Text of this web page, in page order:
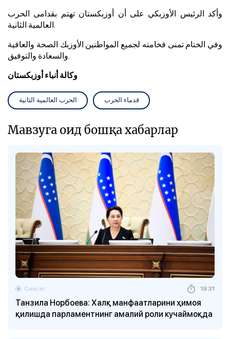
وأكد الرئيس الأوزبكي على أن أوزبكستان تهتم بقدامى الحرب
العالمية الثانية.
وفي الختام تمنى فخامته لجميع المواطنين الأوزبك الصحة والعافية
والسعادة والتوفيق.
وكالة أنباء أوزبكستان
الحرب العالمية الثانية قدماء الحرب
Мавзуга оид бошқа хабарлар
Танзила Норбоева: Халқ манфаатларини ҳимоя
қилишда парламентнинг амалий роли кучаймоқда
Сиёсат 19:31